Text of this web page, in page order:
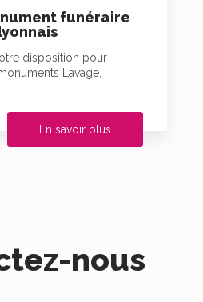
funéraire
disposition pour
Lavage,
En savoir plus
nous